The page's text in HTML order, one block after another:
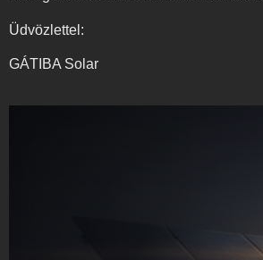
Üdvözlettel:
GÁTIBA Solar